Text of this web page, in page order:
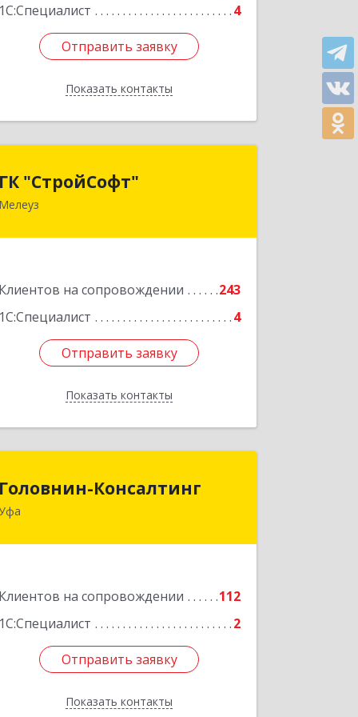
1С:Специалист
4
Отправить заявку
Показать контакты
Отправить заявку
Назад
ГК "СтройСофт"
Мелеуз
Клиентов на сопровождении
243
1С:Специалист
4
Отправить заявку
Показать контакты
ГК "СтройСофт"
453852, Башкортостан Респ, Мелеуз г,
Отправить заявку
Назад
Головнин-Консалтинг
Клиентов на сопровождении
112
1С:Специалист
2
Отправить заявку
Показать контакты
Отправить заявку
Назад